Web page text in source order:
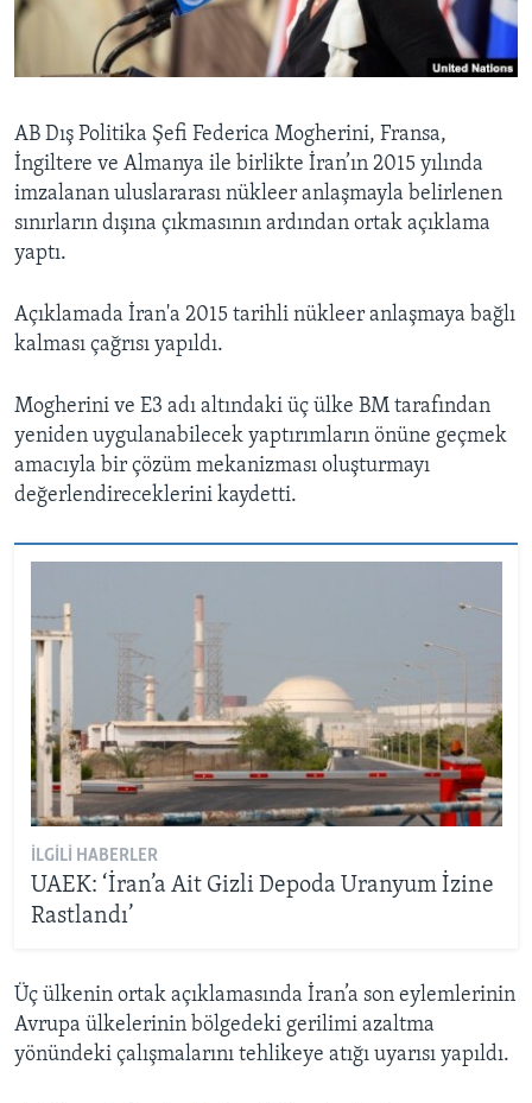
HAYATTAN
SANAT
BIZI TAKIP EDIN
Diller
AB Dış Politika Şefi Federica Mogherini, Fransa,
İngiltere ve Almanya ile birlikte İran’ın 2015 yılında
imzalanan uluslararası nükleer anlaşmayla belirlenen
sınırların dışına çıkmasının ardından ortak açıklama
yaptı.
Açıklamada İran'a 2015 tarihli nükleer anlaşmaya bağlı
kalması çağrısı yapıldı.
Mogherini ve E3 adı altındaki üç ülke BM tarafından
yeniden uygulanabilecek yaptırımların önüne geçmek
amacıyla bir çözüm mekanizması oluşturmayı
değerlendireceklerini kaydetti.
İLGILI HABERLER
UAEK: ‘İran’a Ait Gizli Depoda Uranyum İzine
Rastlandı’
Üç ülkenin ortak açıklamasında İran’a son eylemlerinin
Avrupa ülkelerinin bölgedeki gerilimi azaltma
yönündeki çalışmalarını tehlikeye atığı uyarısı yapıldı.